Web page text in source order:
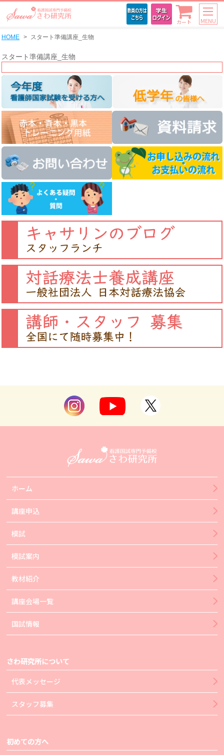
カート MENU
HOME スタート準備講座_生物
スタート準備講座_生物
ホーム
講座申込
模試
模試案内
教材紹介
講座会場一覧
国試情報
さわ研究所について
代表メッセージ
スタッフ募集
初めての方へ